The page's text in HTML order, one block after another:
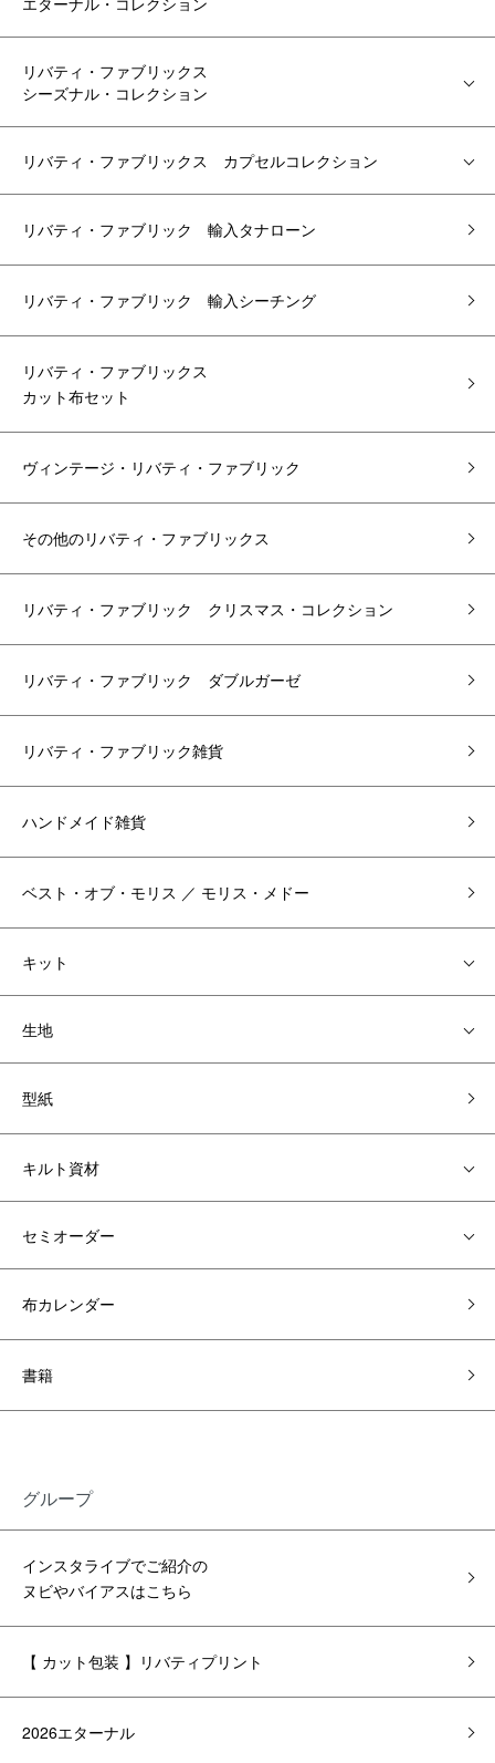
リバティ・ファブリックス
シーズナル・コレクション
リバティ・ファブリックス カプセルコレクション
リバティ・ファブリック 輸入タナローン
リバティ・ファブリック 輸入シーチング
リバティ・ファブリックス
カット布セット
ヴィンテージ・リバティ・ファブリック
その他のリバティ・ファブリックス
リバティ・ファブリック クリスマス・コレクション
リバティ・ファブリック ダブルガーゼ
リバティ・ファブリック雑貨
ハンドメイド雑貨
ベスト・オブ・モリス ／ モリス・メドー
キット
生地
型紙
キルト資材
セミオーダー
布カレンダー
書籍
グループ
インスタライブでご紹介の
ヌビやバイアスはこちら
【 カット包装 】リバティプリント
2026エターナル